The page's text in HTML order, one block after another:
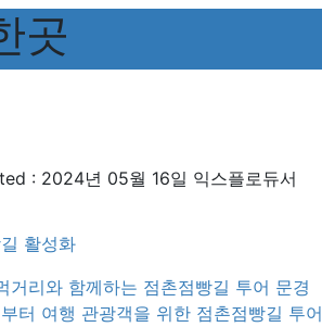
곳
: 2024년 05월 16일 익스플로듀서
활성화
거리와 함께하는 점촌점빵길 투어 문경
터 여행 관광객을 위한 점촌점빵길 투어